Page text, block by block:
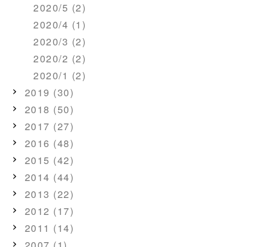
2020/5 (2)
2020/4 (1)
2020/3 (2)
2020/2 (2)
2020/1 (2)
2019 (30)
2018 (50)
2017 (27)
2016 (48)
2015 (42)
2014 (44)
2013 (22)
2012 (17)
2011 (14)